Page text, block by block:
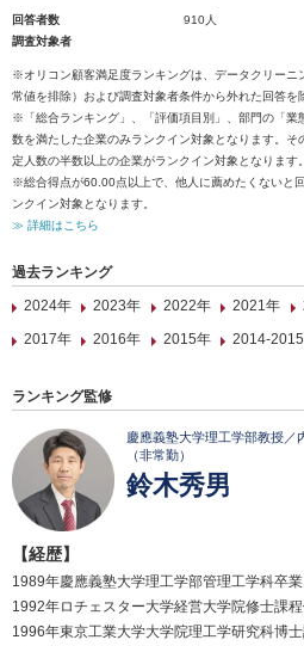
回答者数
910人
調査対象者
※オリコン顧客満足度ランキングは、データクリーニ
常値を排除）および調査対象者条件から外れた回答を
※「総合ランキング」、「評価項目別」、部門の「業
数を満たした企業のみランクイン対象となります。
定人数の半数以上の企業がランクイン対象となります。
※総合得点が60.00点以上で、他人に薦めたくないと
ンクイン対象となります。
≫ 詳細はこちら
過去ランキング
2024年
2023年 2022年 2021年
2017年
2016年 2015年 2014-
ランキング監修
慶應義塾大学理工学部教授／
（非常勤）
鈴木秀男
【経歴】
1989年慶應義塾大学理工学部管理工学科卒業
1992年ロチェスター大学経営大学院修士課程
1996年東京工業大学大学院理工学研究科博